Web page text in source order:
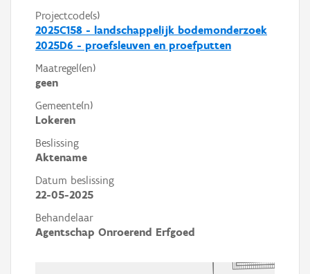
Projectcode(s)
2025C158 - landschappelijk bodemonderzoek
2025D6 - proefsleuven en proefputten
Maatregel(en)
geen
Gemeente(n)
Lokeren
Beslissing
Aktename
Datum beslissing
22-05-2025
Behandelaar
Agentschap Onroerend Erfgoed